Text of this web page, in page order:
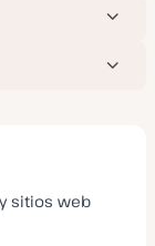
sitios web